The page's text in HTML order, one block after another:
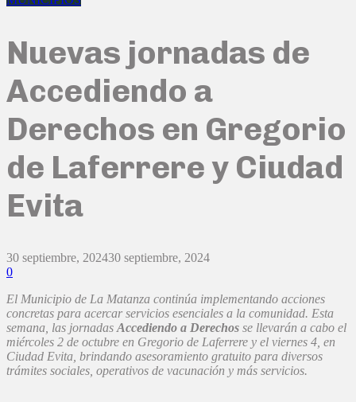
Nuevas jornadas de
Accediendo a
Derechos en Gregorio
de Laferrere y Ciudad
Evita
30 septiembre, 202430 septiembre, 2024
0
El Municipio de La Matanza continúa implementando acciones
concretas para acercar servicios esenciales a la comunidad. Esta
semana, las jornadas Accediendo a Derechos se llevarán a cabo el
miércoles 2 de octubre en Gregorio de Laferrere y el viernes 4, en
Ciudad Evita, brindando asesoramiento gratuito para diversos
trámites sociales, operativos de vacunación y más servicios.